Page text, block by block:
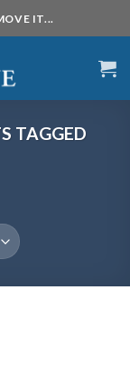
IT...
TAGGED